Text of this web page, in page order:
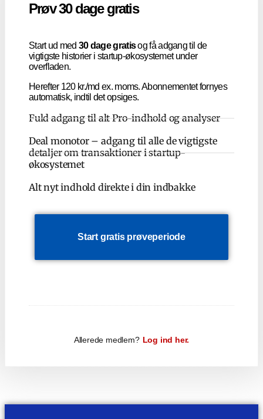
Prøv 30 dage gratis
Start ud med 30 dage gratisog få adgang til de
vigtigste historier i startup-økosystemet under
overfladen.
Herefter 120 kr./md ex. moms. Abonnementet fornyes
automatisk, indtil det opsiges.
Fuld adgang til alt Pro-indhold og analyser
Deal monotor – adgang til alle de vigtigste
detaljer om transaktioner i startup-
økosystemet
Alt nyt indhold direkte i din indbakke
Start gratis prøveperiode
Allerede medlem? Log ind her.